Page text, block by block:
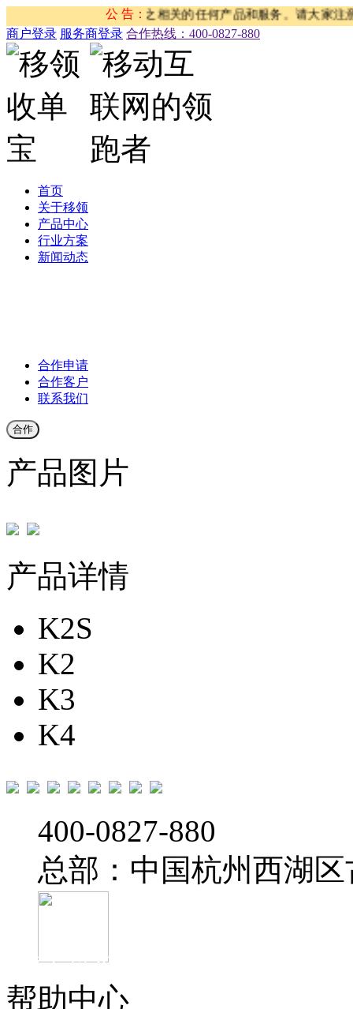
公 告：
，我司从未有与之相关的任何产品和服务。请大
商户登录 服务商登录 合作热线：‭400-0827-880
首页
关于移领
产品中心
行业方案
新闻动态
合作申请
合作客户
联系我们
合作
产品图片
产品详情
K2S
K2
K3
K4
‭400-0827-880
总部：中国杭州西湖
官方抖音
帮助中心